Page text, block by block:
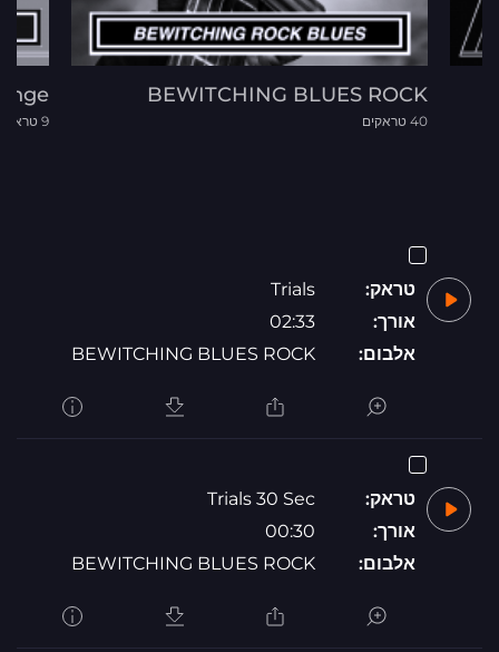
BEWITCHING BLUES ROCK
40 טראקים 9 טראקים
טראק:
Trials
אורך:
02:33
אלבום:
BEWITCHING BLUES ROCK
טראק:
Trials 30 Sec
אורך:
00:30
אלבום:
BEWITCHING BLUES ROCK